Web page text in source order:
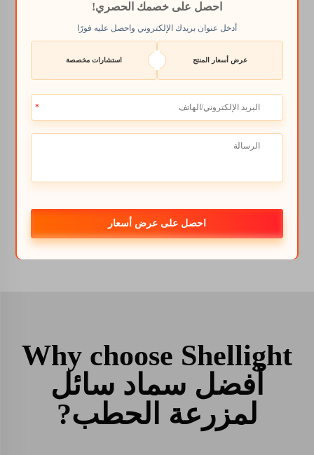
هيبوكلورايت . هذا يقدم
للنباتات المزيد من
العناصر الغذائية التي
الحمضية الهيومية تحسن
صحة التربة - أو الظروف
محاصيل حطب أكثر
Why choose Shellight
أفضل سماد سائل
لمزرعة الحطب?
احصل على خصمك الحصري!
أدخل عنوان بريدك الإلكتروني واحصل عليه فورًا
عرض أسعار المنتج استشارات مخصصة
احصل على عرض أسعار